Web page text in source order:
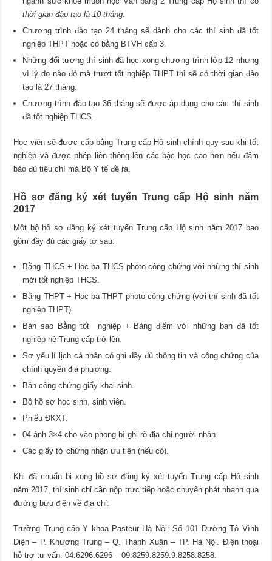
thời gian đào tạo là 10 tháng.
Chương trình đào tạo 24 tháng sẽ dành cho các thí sinh đã tốt
nghiệp THPT hoặc có bằng BTVH cấp 3.
Những đối tượng thí sinh đã học xong chương trình lớp 12 nhưng
vì lý do nào đó mà trượt tốt nghiệp THPT thì sẽ có thời gian đào
tạo là 27 tháng.
Chương trình đào tạo 36 tháng sẽ được áp dụng cho các thí sinh
đã tốt nghiệp THCS.
Học viên sẽ được cấp bằng Trung cấp Hộ sinh chính quy sau khi tốt
nghiệp và được phép liên thông lên các bậc học cao hơn nếu đảm
bảo đủ tiêu chí mà Bộ Y tế đề ra.
Hồ sơ đăng ký xét tuyển Trung cấp Hộ sinh năm
2017
Một bộ hồ sơ đăng ký xét tuyển Trung cấp Hộ sinh năm 2017 bao
gồm đầy đủ các giấy tờ sau:
Bằng THCS + Học bạ THCS photo công chứng với những thí sinh
mới tốt nghiệp THCS.
Bằng THPT + Học bạ THPT photo công chứng (với thí sinh đã tốt
nghiệp THPT).
Bản sao Bằng tốt nghiệp + Bảng điểm với những bạn đã tốt
nghiệp hệ Trung cấp trở lên.
Sơ yếu lí lịch cá nhân có ghi đầy đủ thông tin và công chứng của
chính quyền địa phương.
Bản công chứng giấy khai sinh.
Bộ hồ sơ học sinh, sinh viên.
Phiếu ĐKXT.
04 ảnh 3×4 cho vào phong bì ghi rõ địa chỉ người nhận.
Các giấy tờ chứng nhận ưu tiên (nếu có).
Khi đã chuẩn bị xong hồ sơ đăng ký xét tuyển Trung cấp Hộ sinh
năm 2017, thí sinh chỉ cần nộp trực tiếp hoặc chuyển phát nhanh qua
đường bưu điện về địa chỉ:
Trường Trung cấp Y khoa Pasteur Hà Nội: Số 101 Đường Tô Vĩnh
Diện – P. Khương Trung – Q. Thanh Xuân – TP. Hà Nội. Điện thoại
hỗ trợ tư vấn: 04.6296.6296 – 09.8259.8259.9.8258.8258.